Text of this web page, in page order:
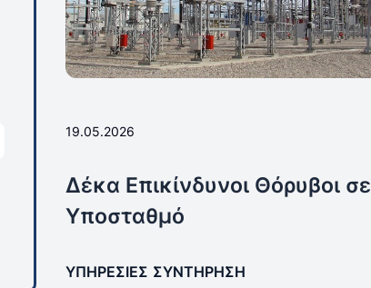
19.05.2026
Δέκα Επικίνδυνοι Θόρυβοι σε
Υποσταθμό
ΥΠΗΡΕΣΊΕΣ ΣΥΝΤΉΡΗΣΗ